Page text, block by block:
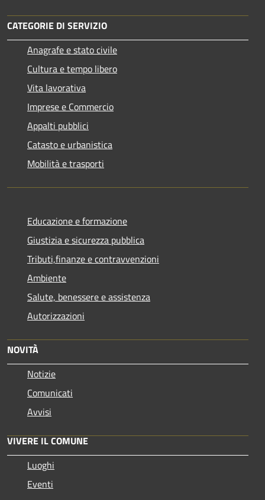
CATEGORIE DI SERVIZIO
Anagrafe e stato civile
Cultura e tempo libero
Vita lavorativa
Imprese e Commercio
Appalti pubblici
Catasto e urbanistica
Mobilità e trasporti
Educazione e formazione
Giustizia e sicurezza pubblica
Tributi,finanze e contravvenzioni
Ambiente
Salute, benessere e assistenza
Autorizzazioni
NOVITÀ
Notizie
Comunicati
Avvisi
VIVERE IL COMUNE
Luoghi
Eventi